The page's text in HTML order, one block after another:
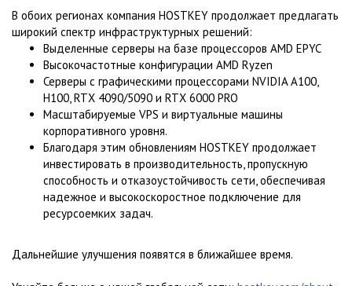
В обоих регионах компания HOSTKEY продолжает предлагать
широкий спектр инфраструктурных решений:
Выделенные серверы на базе процессоров AMD EPYC
Высокочастотные конфигурации AMD Ryzen
Серверы с графическими процессорами NVIDIA A100,
H100, RTX 4090/5090 и RTX 6000 PRO
Масштабируемые VPS и виртуальные машины
корпоративного уровня.
Благодаря этим обновлениям HOSTKEY продолжает
инвестировать в производительность, пропускную
способность и отказоустойчивость сети, обеспечивая
надежное и высокоскоростное подключение для
ресурсоемких задач.
Дальнейшие улучшения появятся в ближайшее время.